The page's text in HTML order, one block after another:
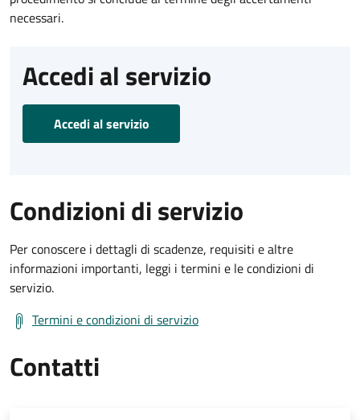
necessari.
Accedi al servizio
Accedi al servizio
Condizioni di servizio
Per conoscere i dettagli di scadenze, requisiti e altre
informazioni importanti, leggi i termini e le condizioni di
servizio.
Termini e condizioni di servizio
Contatti